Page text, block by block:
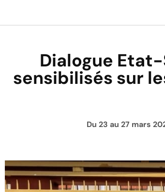
Dialogue
sensibilisés sur
Du 23 au 27 mars